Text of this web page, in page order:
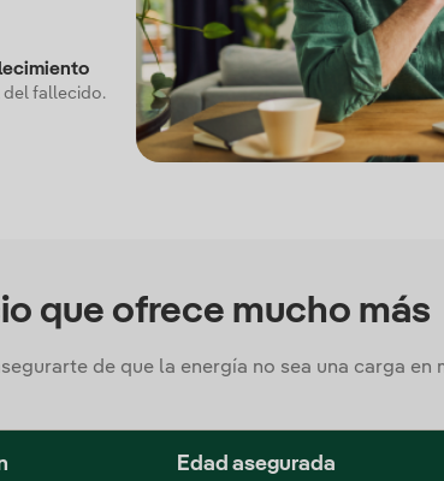
del fallecido.
que ofrece mucho más
de que la energía no sea una carga
Edad asegurada